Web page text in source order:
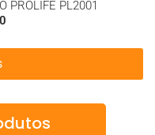
PROLIFE PL2001